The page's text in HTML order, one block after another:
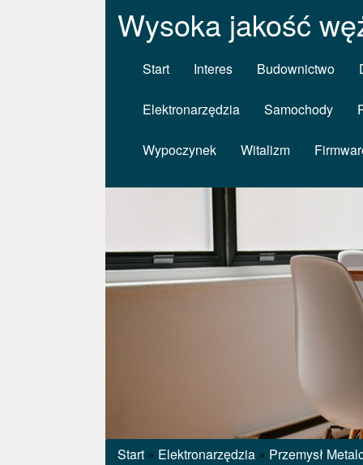
Wysoka jakość
Start Interes Budownictwo
Elektronarzędzia Samochody
Wypoczynek Witalizm
Start » Elektronarzędzia » Przemysł